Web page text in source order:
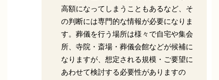
高額になってしまうこともあるなど、そ
の判断には専門的な情報が必要になりま
す。葬儀を行う場所は様々で自宅や集会
所、寺院・斎場・葬儀会館などが候補に
なりますが、想定される規模・ご要望に
あわせて検討する必要性がありますの